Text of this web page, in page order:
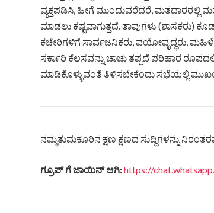
ವ್ಯಕ್ತಪಡಿಸಿ, ಹೀಗೆ ಮುಂದುವರೆದರೆ, ಮತದಾರರಲ್ಲಿ
ಮಾಡಲು ಕಷ್ಟವಾಗುತ್ತದೆ. ತಾವುಗಳು (ಶಾಸಕರು)
ಕಚೇರಿಗಳಿಗೆ ಸಾರ್ವಜನಿಕರು, ವಯೋವೃದ್ಧರು,
ಸರ್ಕಾರಿ ಕೆಲಸವನ್ನು ಚಾಚು ತಪ್ಪದೆ ಪರಿಹಾರ
ಮಾಡಿಕೊಳ್ಳುವಂತೆ ತಿಳಿಸಬೇಕೆಂದು ಸಭೆಯಲ್ಲಿ
ನಮ್ಮತುಮಕೂರಿನ ಕ್ಷಣ ಕ್ಷಣದ ಸುದ್ದಿಗಳನ್ನು
ಗ್ರೂಪ್ ಗೆ ಜಾಯಿನ್ ಆಗಿ:https://